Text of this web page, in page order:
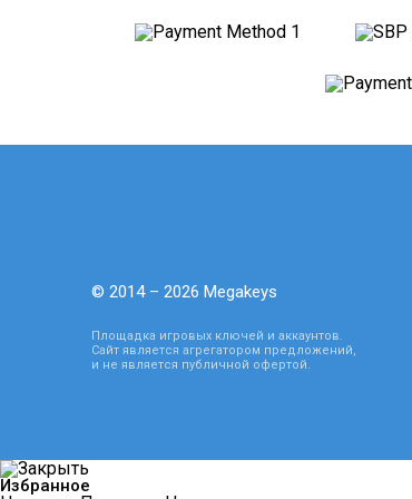
© 2014 – 2026 Megakeys
Площадка игровых ключей и аккаунтов.
Сайт является агрегатором предложений,
и не является публичной офертой.
Избранное